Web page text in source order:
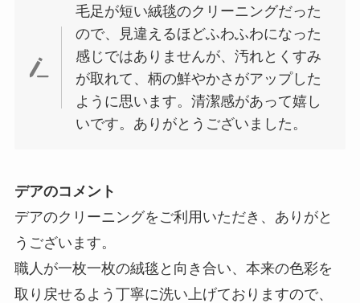
毛足が短い絨毯のクリーニングだった
ので、見違えるほどふわふわになった
感じではありませんが、汚れとくすみ
が取れて、柄の鮮やかさがアップした
ように思います。清潔感があって嬉し
いです。ありがとうございました。
デアのコメント
デアのクリーニングをご利用いただき、ありがと
うございます。
職人が一枚一枚の絨毯と向き合い、本来の色彩を
取り戻せるよう丁寧に洗い上げておりますので、